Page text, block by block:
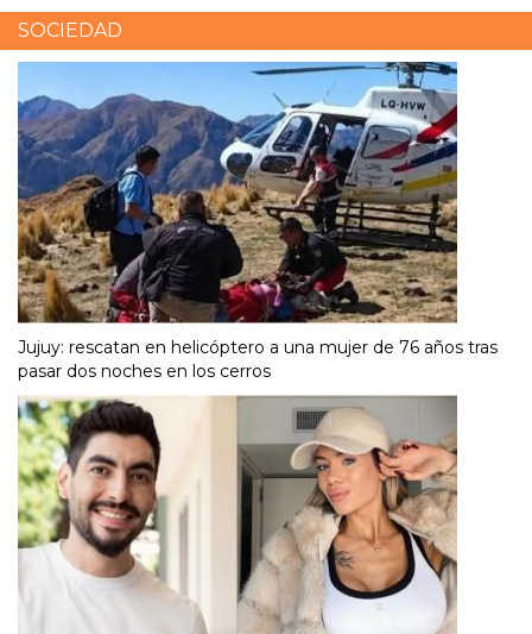
SOCIEDAD
Jujuy: rescatan en helicóptero a una mujer de 76 años tras
pasar dos noches en los cerros